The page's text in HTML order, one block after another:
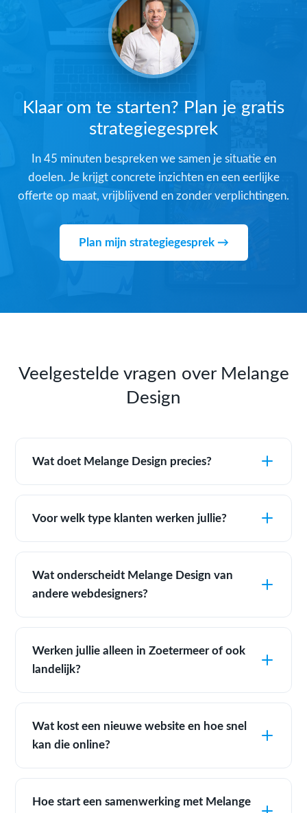
Klaar om te starten? Plan je gratis
strategiegesprek
In 45 minuten bespreken we samen je situatie en
doelen. Je krijgt concrete inzichten en een eerlijke
offerte op maat, vrijblijvend en zonder verplichtingen.
Plan mijn strategiegesprek →
Veelgestelde vragen over Melange
Design
Wat doet Melange Design precies?
Voor welk type klanten werken jullie?
Wat onderscheidt Melange Design van
andere webdesigners?
Werken jullie alleen in Zoetermeer of ook
landelijk?
Wat kost een nieuwe website en hoe snel
kan die online?
Hoe start een samenwerking met Melange